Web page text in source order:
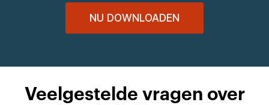
NU DOWNLOADEN
Veelgestelde vragen over